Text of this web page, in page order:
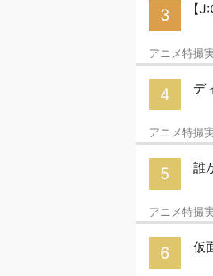
3 【
アニメ特撮
4 デ
アニメ特撮
5 誰
アニメ特撮
6 仮